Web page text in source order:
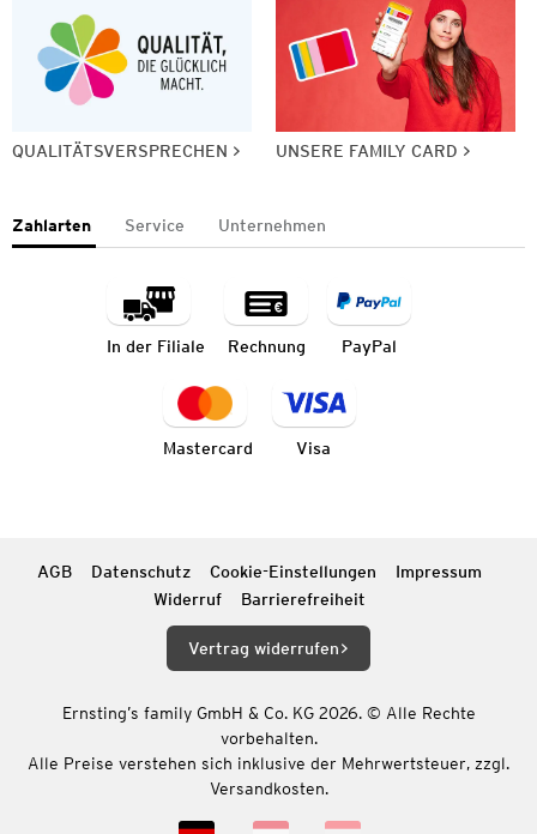
QUALITÄTSVERSPRECHEN UNSERE FAMILY CARD
Zahlarten Service Unternehmen
In der Filiale Rechnung PayPal
Mastercard Visa
AGB Datenschutz Cookie-Einstellungen
Impressum
Widerruf
Barrierefreiheit
Vertrag widerrufen
Ernsting’s family GmbH & Co. KG 2026. © Alle Rechte
vorbehalten.
Alle Preise verstehen sich inklusive der Mehrwertsteuer, zzgl.
Versandkosten.